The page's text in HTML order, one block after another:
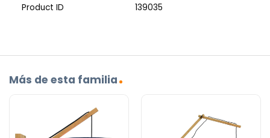
Product ID
139035
Más de esta familia